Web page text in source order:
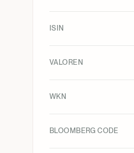
ISIN
VALOREN
WKN
BLOOMBERG CODE